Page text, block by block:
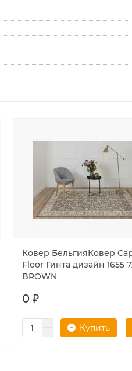
Ковер БельгияКовер
Floor Гинта дизайн 1655
BROWN
0 ₽
Купить